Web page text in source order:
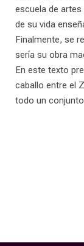
escuela de
de su vida
Finalmente, se
sería su obra
En este texto
caballo entre el
todo un